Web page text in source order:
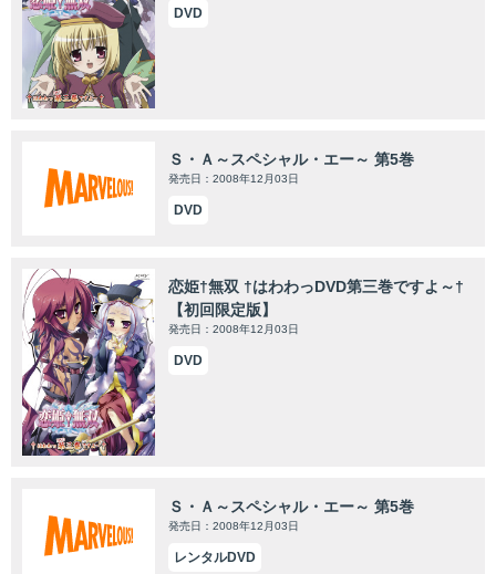
DVD
Ｓ・Ａ～スペシャル・エー～ 第5巻
発売日：2008年12月03日
DVD
恋姫†無双 †はわわっDVD第三巻ですよ～†
【初回限定版】
発売日：2008年12月03日
DVD
Ｓ・Ａ～スペシャル・エー～ 第5巻
発売日：2008年12月03日
レンタルDVD